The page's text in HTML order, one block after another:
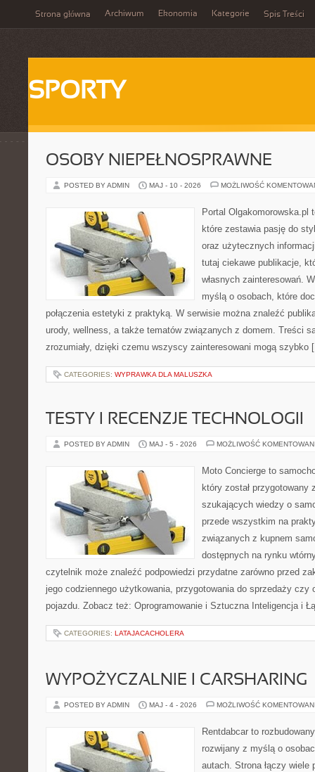
Strona główna Archiwum Ekonomia Kategorie Spis Treści
SPORTY
OSOBY NIEPEŁNOSPRAWNE
POSTED BY ADMIN MAJ - 10 - 2026 MOŻLIWOŚĆ
Portal Olgakomorowska.pl
które zestawia pasję do
oraz użytecznych
tutaj ciekawe publikacje,
własnych zainteresowań.
myślą o osobach, które
połączenia estetyki z praktyką. W serwisie można znaleźć
urody, wellness, a także tematów związanych z domem. Treści
zrozumiały, dzięki czemu wszyscy zainteresowani mogą szybko
CATEGORIES: WYPRAWKA DLA MALUSZKA
TESTY I RECENZJE TECHNOLOGII
POSTED BY ADMIN MAJ - 5 - 2026 MOŻLIWOŚĆ
Moto Concierge to
który został przygotowany
szukających wiedzy o
przede wszystkim na
związanych z kupnem
dostępnych na rynku
czytelnik może znaleźć podpowiedzi przydatne zarówno przed
jego codziennego użytkowania, przygotowania do sprzedaży czy
pojazdu. Zobacz też: Oprogramowanie i Sztuczna Inteligencja i
CATEGORIES: LATAJACACHOLERA
WYPOŻYCZALNIE I CARSHARING
POSTED BY ADMIN MAJ - 4 - 2026 MOŻLIWOŚĆ
Rentdabcar to
rozwijany z myślą o
autach. Strona łączy wiele